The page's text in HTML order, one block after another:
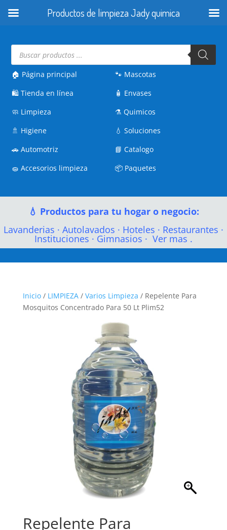
Búsqueda
productos
🏠 Página principal
🛍️Tienda en línea
🧼 Limpieza
🚿 Higiene
🚗Automotriz
🧽Accesorios limpieza
🐾 Mascotas
🧴 Envases
⚗️Quimicos
💧Soluciones
📘Catalogo
📦 Paquetes
💧 Productos para tu hogar o negocio:
Lavanderias · Autolavados · Hoteles · Restaurantes ·
Instituciones · Gimnasios · Ver mas .
Inicio/ LIMPIEZA/ Varios Limpieza / Repelente Para
Mosquitos Concentrado Para 50 Lt Plim52
Repelente Para
Productos de limpieza Jady quimica